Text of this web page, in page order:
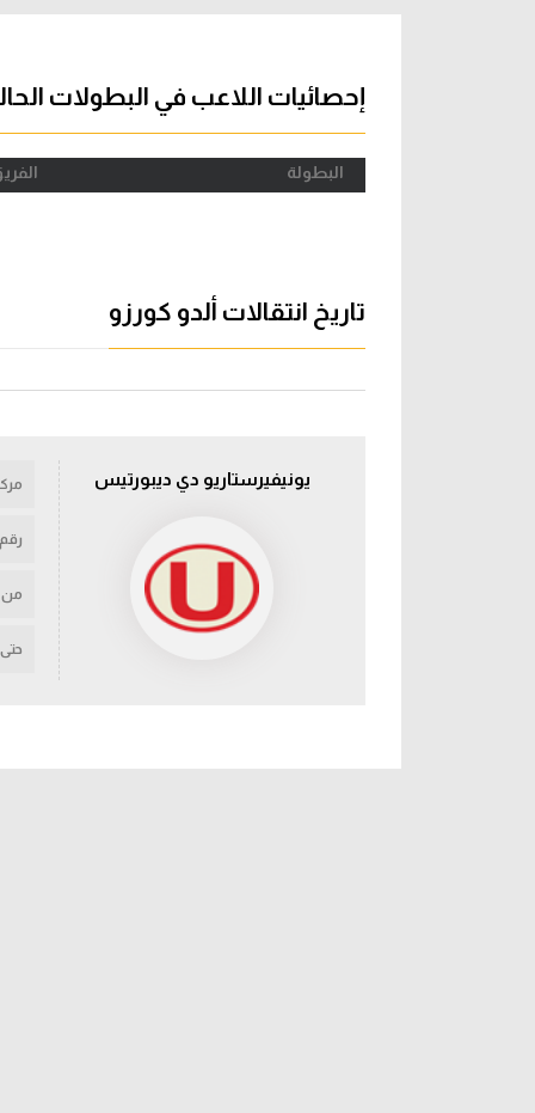
دوري إحصائيات اللاعب في البطولات
البطولة
تاريخ انتقالات ألدو كورزو
يونيفيرستاريو دي ديبورتيس
رقم
من
حتى